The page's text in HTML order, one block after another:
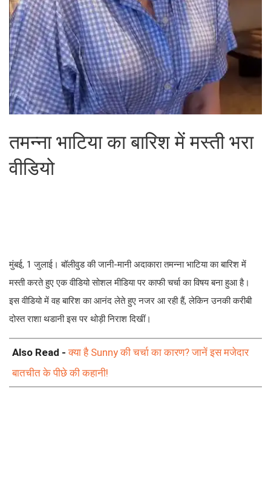
तमन्ना भाटिया का बारिश में मस्ती भरा
वीडियो
मुंबई, 1 जुलाई। बॉलीवुड की जानी-मानी अदाकारा तमन्ना भाटिया का बारिश में
मस्ती करते हुए एक वीडियो सोशल मीडिया पर काफी चर्चा का विषय बना हुआ है।
इस वीडियो में वह बारिश का आनंद लेते हुए नजर आ रही हैं, लेकिन उनकी करीबी
दोस्त राशा थडानी इस पर थोड़ी निराश दिखीं।
Also Read -क्या है Sunny की चर्चा का कारण? जानें इस मजेदार
बातचीत के पीछे की कहानी!